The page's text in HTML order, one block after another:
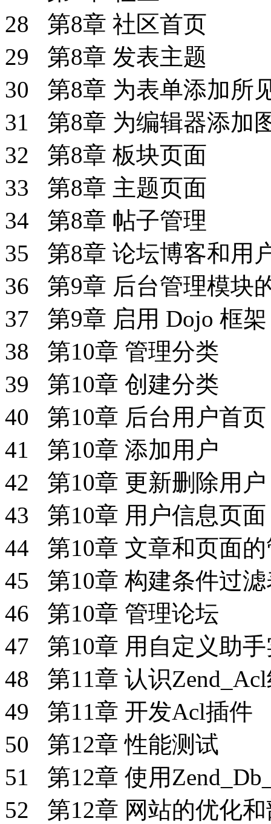
28 第8章 社区首页
29 第8章 发表主题
30 第8章 为表单添加所
31 第8章 为编辑器添加
32 第8章 板块页面
33 第8章 主题页面
34 第8章 帖子管理
35 第8章 论坛博客和用
36 第9章 后台管理模块
37 第9章 启用 Dojo 框架
38 第10章 管理分类
39 第10章 创建分类
40 第10章 后台用户首页
41 第10章 添加用户
42 第10章 更新删除用
43 第10章 用户信息页
44 第10章 文章和页面
45 第10章 构建条件过
46 第10章 管理论坛
47 第10章 用自定义助
48 第11章 认识
49 第11章 开发Acl插件
50 第12章 性能测试
51 第12章 使用
52 第12章 网站的优化